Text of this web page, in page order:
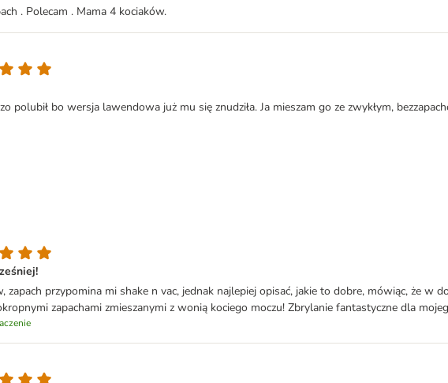
. Polecam . Mama 4 kociaków.
polubił bo wersja lawendowa już mu się znudziła. Ja mieszam go ze zwykłym,
przypomina mi shake n vac, jednak najlepiej opisać, jakie to dobre, mówiąc, że w
zapachami zmieszanymi z wonią kociego moczu! Zbrylanie fantastyczne dla